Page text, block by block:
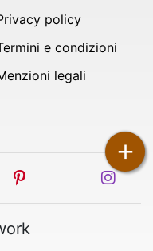
+
policy
e condizioni
legali
pinterest